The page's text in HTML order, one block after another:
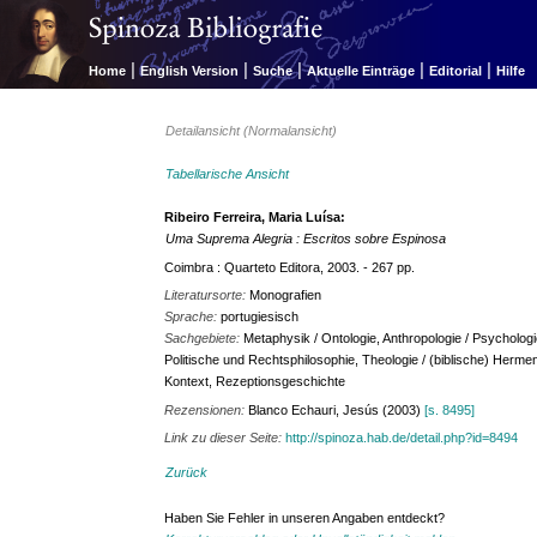
Home | English Version | Suche | Aktuelle Einträge | Editorial | Hilfe
Detailansicht (Normalansicht)
Tabellarische Ansicht
Ribeiro Ferreira, Maria Luísa:
Uma Suprema Alegria : Escritos sobre Espinosa
Coimbra : Quarteto Editora, 2003. - 267 pp.
Literatursorte:Monografien
Sprache:portugiesisch
Sachgebiete:Metaphysik / Ontologie, Anthropologie /
Politische und Rechtsphilosophie, Theologie / (biblische)
Kontext, Rezeptionsgeschichte
Rezensionen:Blanco Echauri, Jesús (2003)[s. 8495]
Link zu dieser Seite:http://spinoza.hab.de/detail.php?id=8494
Zurück
Haben Sie Fehler in unseren Angaben entdeckt?